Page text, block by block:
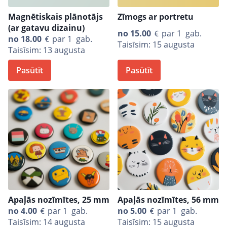
Magnētiskais plānotājs
(ar gatavu dizainu)
no 18.00
par 1 gab.
Taisīsim: 13 augusta
Pasūtīt
Zīmogs ar portretu
no 15.00
par 1 gab.
Taisīsim: 15 augusta
Pasūtīt
Apaļās nozīmītes, 25 mm
no4.00
par 1 gab.
Taisīsim: 14 augusta
Apaļās nozīmītes, 56 mm
no5.00
par 1 gab.
Taisīsim: 15 augusta